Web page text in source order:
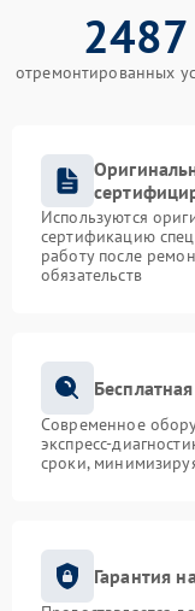
2487
отремонтированных
Используются
сертификацию
работу после
обязательств
Современное
экспресс-
сроки,
Гарантия